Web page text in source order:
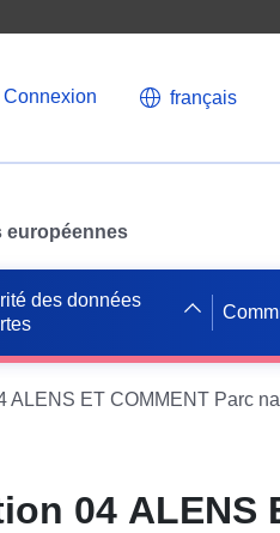
Connexion français
européennes
des données
04 ALENS